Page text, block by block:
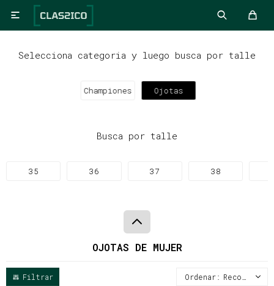

Selecciona categoria y luego busca por talle
Championes Ojotas
Busca por talle
35 36 37 38
OJOTAS DE MUJER
Recomendados